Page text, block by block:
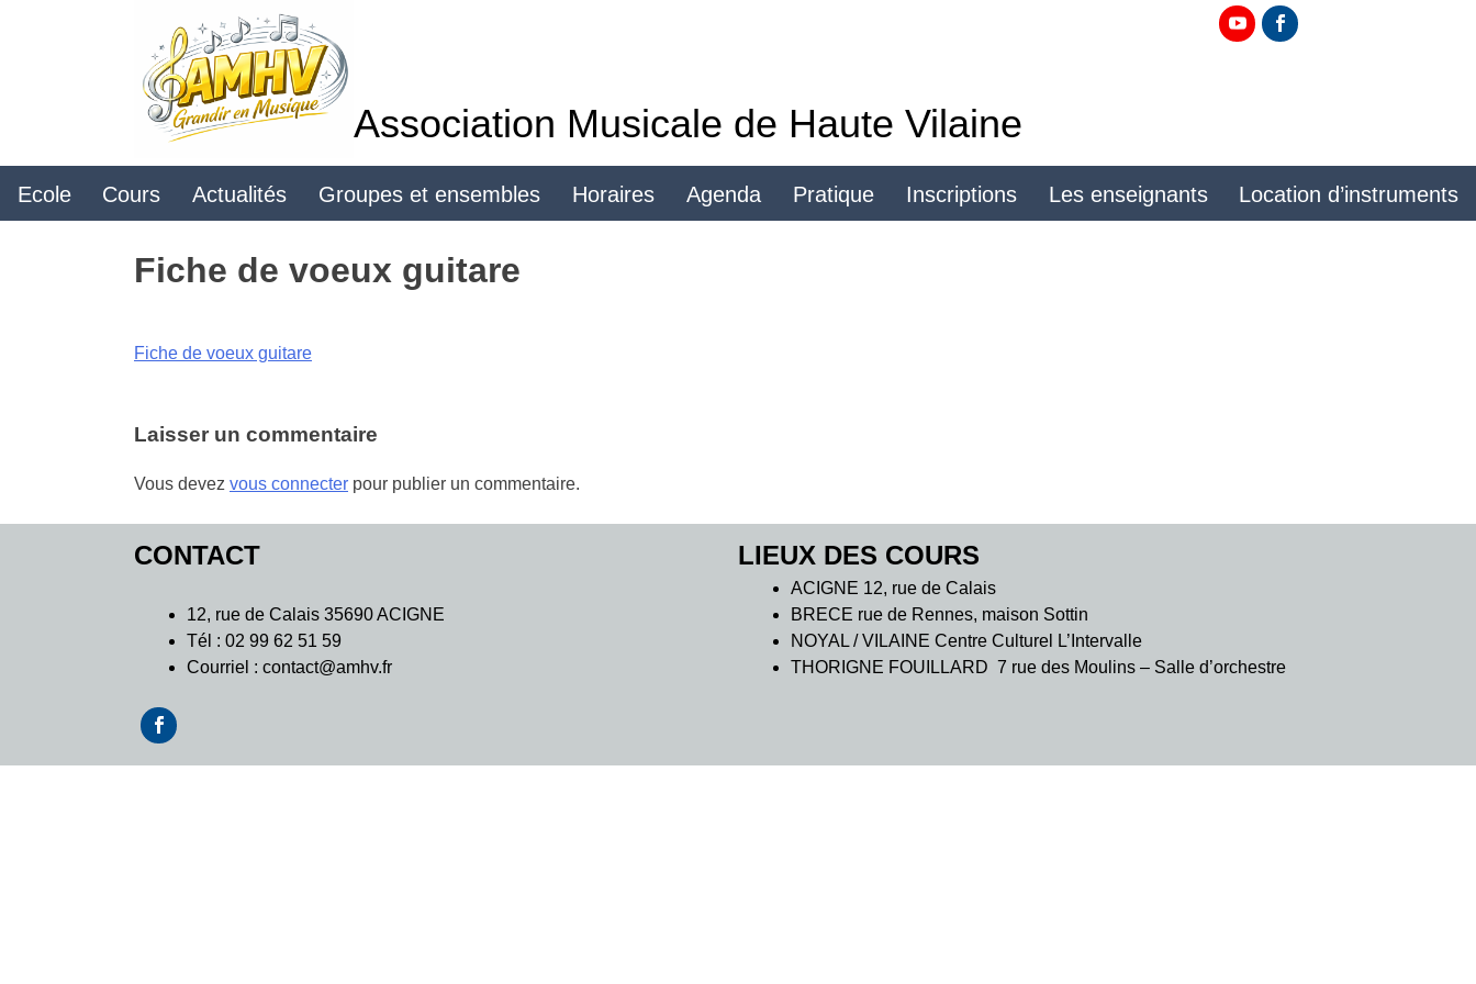
Association Musicale de Haute Vilaine
Ecole Cours Actualités Groupes et ensembles Horaires Agenda Pratique Inscriptions Les enseignants Location d’instruments
Fiche de voeux guitare
Fiche de voeux guitare
Laisser un commentaire
Vous devez vous connecter pour publier un commentaire.
CONTACT
12, rue de Calais 35690 ACIGNE
Tél : 02 99 62 51 59
Courriel : contact@amhv.fr
LIEUX DES COURS
ACIGNE 12, rue de Calais
BRECE rue de Rennes, maison Sottin
NOYAL / VILAINE Centre Culturel L’Intervalle
THORIGNE FOUILLARD 7 rue des Moulins – Salle d’orchestre